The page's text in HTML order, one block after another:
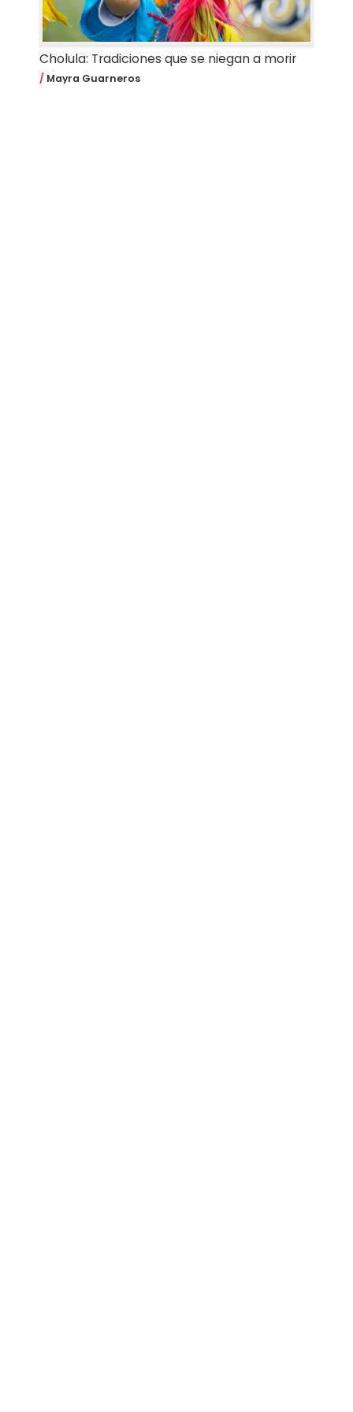
Cholula: Tradiciones que se niegan a morir
Mayra Guarneros